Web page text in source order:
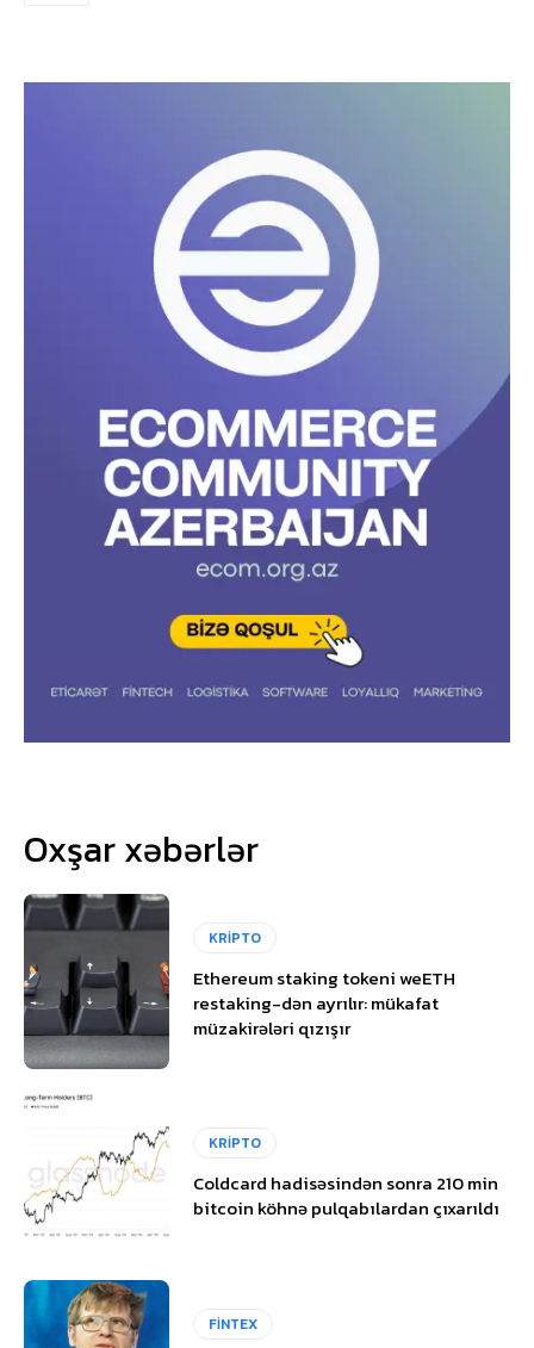
Oxşar xəbərlər
KRİPTO
Ethereum staking tokeni weETH
restaking-dən ayrılır: mükafat
müzakirələri qızışır
KRİPTO
Coldcard hadisəsindən sonra 210 min
bitcoin köhnə pulqabılardan çıxarıldı
FİNTEX